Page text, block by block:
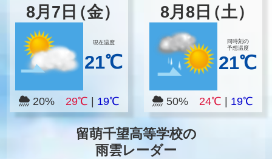
8月 7 日（金）
現在温度
21℃
20% 29℃ 19℃
8月8 日（土）
同時刻の
予想温度
21℃
50% 24℃ 19℃
留萌千望高等学校の
雨雲レーダー